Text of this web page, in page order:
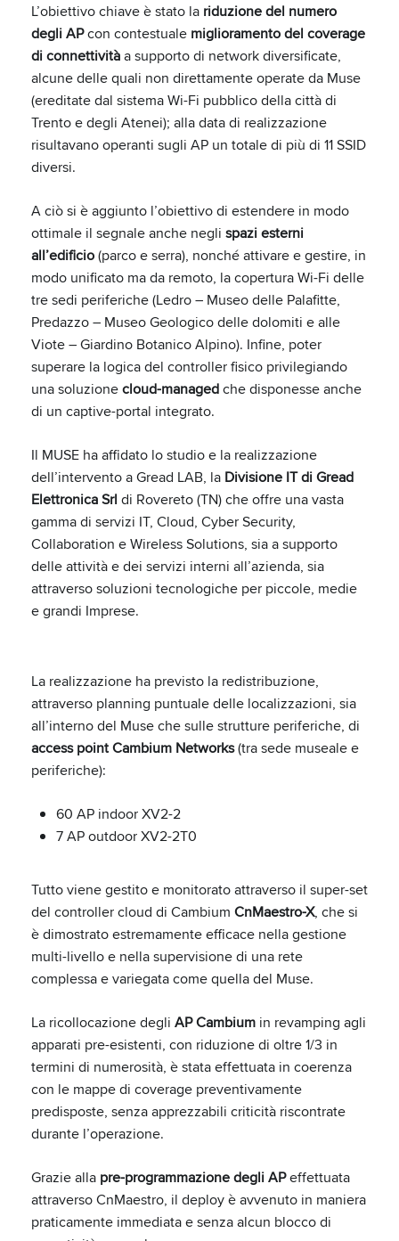
L’obiettivo chiave è stato la riduzione del numero
degli APcon contestuale miglioramento del coverage
di connettivitàa supporto di network diversificate,
alcune delle quali non direttamente operate da Muse
(ereditate dal sistema Wi-Fi pubblico della città di
Trento e degli Atenei); alla data di realizzazione
risultavano operanti sugli AP un totale di più di 11 SSID
diversi.
A ciò si è aggiunto l’obiettivo di estendere in modo
ottimale il segnale anche negli spazi esterni
all’edificio(parco e serra), nonché attivare e gestire, in
modo unificato ma da remoto, la copertura Wi-Fi delle
tre sedi periferiche (Ledro – Museo delle Palafitte,
Predazzo – Museo Geologico delle dolomiti e alle
Viote – Giardino Botanico Alpino). Infine, poter
superare la logica del controller fisico privilegiando
una soluzionecloud-managedche disponesse anche
di un captive-portal integrato.
Il MUSE ha affidato lo studio e la realizzazione
dell’intervento a Gread LAB, la Divisione IT di Gread
Elettronica Srl di Rovereto (TN) che offre una vasta
gamma di servizi IT, Cloud, Cyber Security,
Collaboration e Wireless Solutions, sia a supporto
delle attività e dei servizi interni all’azienda, sia
attraverso soluzioni tecnologiche per piccole, medie
e grandi Imprese.
La realizzazione ha previsto la redistribuzione,
attraverso planning puntuale delle localizzazioni, sia
all’interno del Muse che sulle strutture periferiche, di
access point Cambium Networks(tra sede museale e
periferiche):
60 AP indoor XV2-2
7 AP outdoor XV2-2T0
Tutto viene gestito e monitorato attraverso il super-set
del controller cloud di Cambium CnMaestro-X, che si
è dimostrato estremamente efficace nella gestione
multi-livello e nella supervisione di una rete
complessa e variegata come quella del Muse.
La ricollocazione degli AP Cambium in revamping agli
apparati pre-esistenti, con riduzione di oltre 1/3 in
termini di numerosità, è stata effettuata in coerenza
con le mappe di coverage preventivamente
predisposte, senza apprezzabili criticità riscontrate
durante l’operazione.
Grazie alla pre-programmazione degli APeffettuata
attraverso CnMaestro, il deploy è avvenuto in maniera
praticamente immediata e senza alcun blocco di